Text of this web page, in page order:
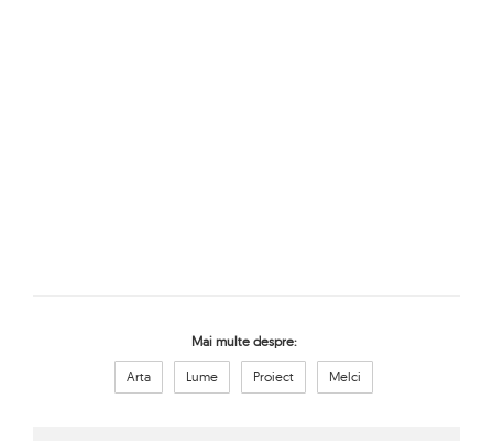
Mai multe despre:
Arta Lume Proiect Melci